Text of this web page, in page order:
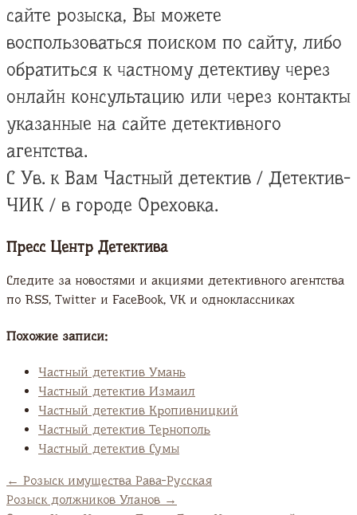
сайте розыска, Вы можете
воспользоваться поиском по сайту, либо
обратиться к частному детективу через
онлайн консультацию или через контакты
указанные на сайте детективного
агентства.
С Ув. к Вам Частный детектив / Детектив-
ЧИК / в городе Ореховка.
Пресс Центр Детектива
Следите за новостями и акциями детективного агентства
по RSS, Twitter и FaсeBook, VK и одноклассниках
Похожие записи:
Частный детектив Умань
Частный детектив Измаил
Частный детектив Кропивницкий
Частный детектив Тернополь
Частный детектив Сумы
← Розыск имущества Рава-Русская
Розыск должников Уланов →